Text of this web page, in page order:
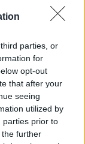
parties, or
for
opt-out
that after your
seeing
utilized by
parties prior to
further
των
σημαντικά
μετρό και
της
με πολύ
των